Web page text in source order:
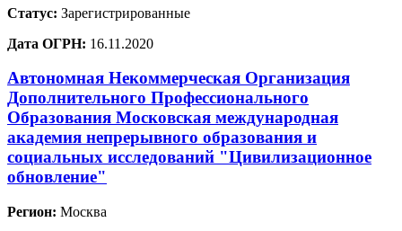
Статус: Зарегистрированные
Дата ОГРН: 16.11.2020
Автономная Некоммерческая Организация
Дополнительного Профессионального
Образования Московская международная
академия непрерывного образования и
социальных исследований "Цивилизационное
обновление"
Регион: Москва